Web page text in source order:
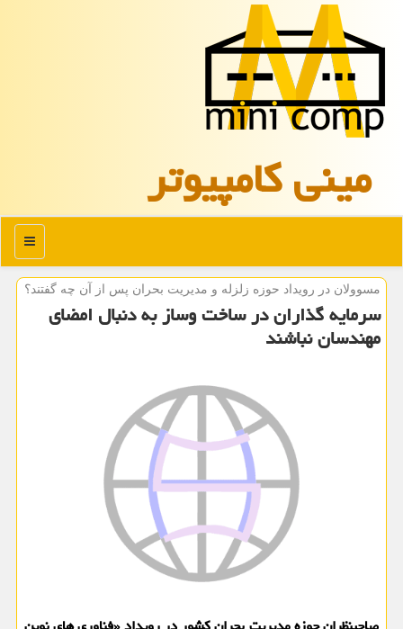
مینی كامپیوتر
منو
مسوولان در رویداد حوزه زلزله و مدیریت بحران پس از آن چه گفتند؟
سرمایه گذاران در ساخت وساز به دنبال امضای
مهندسان نباشند